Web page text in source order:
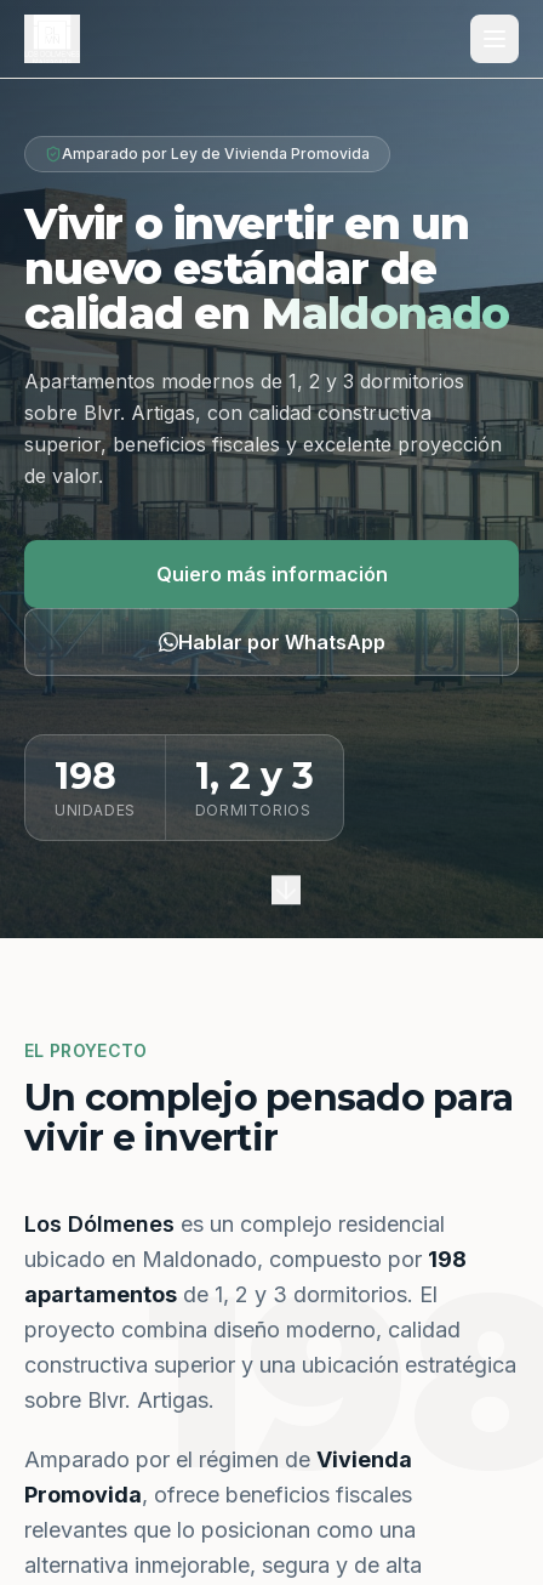
Proyecto
Diferenciales
Tipologías
Galería
Ubicación
Contacto
Hablar por WhatsApp
Amparado por Ley de Vivienda Promovida
Vivir o invertir en un
nuevo estándar de
calidad en Maldonado
Apartamentos modernos de 1, 2 y 3 dormitorios
sobre Blvr. Artigas, con calidad constructiva
superior, beneficios fiscales y excelente proyección
de valor.
Quiero más información
Hablar por WhatsApp
198
UNIDADES
1, 2 y 3
DORMITORIOS
EL PROYECTO
Un complejo pensado para
vivir e invertir
Los Dólmenes es un complejo residencial
ubicado en Maldonado, compuesto por 198
apartamentos de 1, 2 y 3 dormitorios. El
proyecto combina diseño moderno, calidad
constructiva superior y una ubicación estratégica
sobre Blvr. Artigas.
Amparado por el régimen de Vivienda
Promovida, ofrece beneficios fiscales
relevantes que lo posicionan como una
alternativa inmejorable, segura y de alta